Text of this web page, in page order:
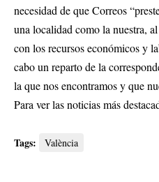
necesidad de que Correos
una localidad como la nuestra,
con los recursos económicos y
cabo un reparto de la
la que nos encontramos y que
Para ver las noticias más
Tags: València